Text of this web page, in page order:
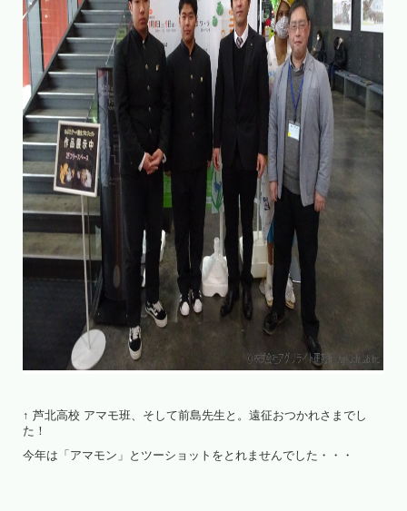
↑ 芦北高校 アマモ班、そして前島先生と。遠征おつかれさまでし
た！
今年は「アマモン」とツーショットをとれませんでした・・・